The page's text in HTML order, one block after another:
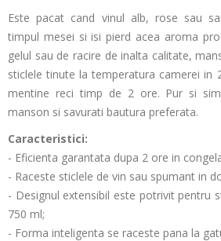
Este pacat cand vinul alb, rose sau
timpul mesei si isi pierd acea aroma
gelul sau de racire de inalta calitate,
sticlele tinute la temperatura camerei in
mentine reci timp de 2 ore. Pur si
manson si savurati bautura preferata.
Caracteristici:
- Eficienta garantata dupa 2 ore in
- Raceste sticlele de vin sau spumant in
- Designul extensibil este potrivit pentru
750 ml;
- Forma inteligenta se raceste pana la